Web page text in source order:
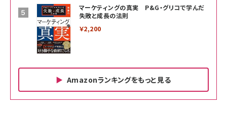
マーケティングの真実 P&G・グリコで学んだ
失敗と成長の法則
￥2,200
Amazonランキングをもっと見る